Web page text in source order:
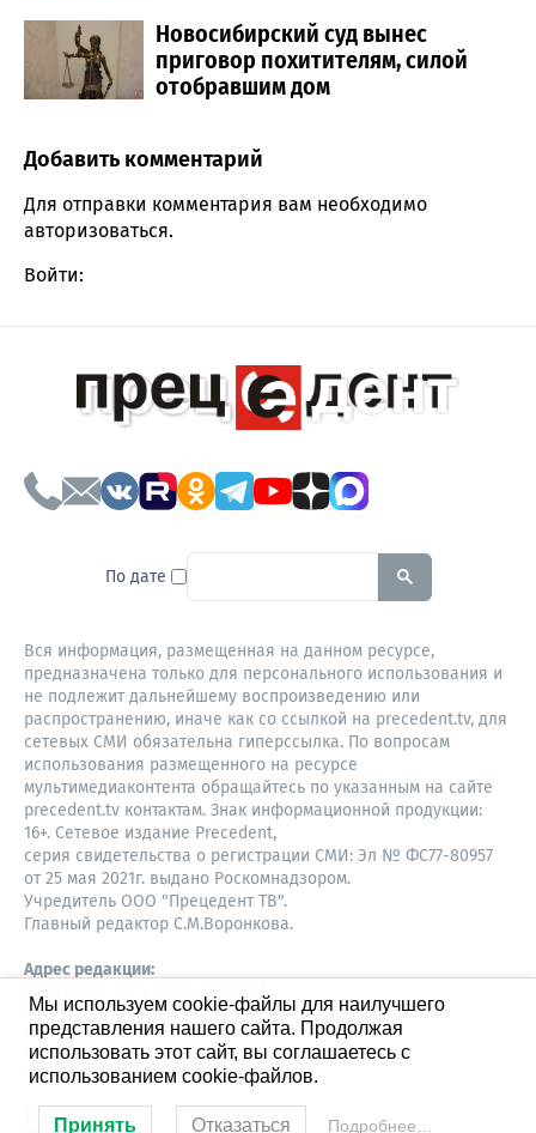
Новосибирский суд вынес
приговор похитителям, силой
отобравшим дом
Comment section
Добавить комментарий
Для отправки комментария вам необходимо
авторизоваться.
Войти:
По дате To search this site, enter a
Вся информация, размещенная на данном ресурсе,
предназначена только для персонального использования и
не подлежит дальнейшему воспроизведению или
распространению, иначе как со ссылкой на precedent.tv, для
сетевых СМИ обязательна гиперссылка. По вопросам
использования размещенного на ресурсе
мультимедиаконтента обращайтесь по указанным на сайте
precedent.tv контактам. Знак информационной продукции:
16+. Сетевое издание Precedent,
серия свидетельства о регистрации СМИ: Эл № ФС77-80957
от 25 мая 2021г. выдано Роскомнадзором.
Учредитель ООО "Прецедент ТВ".
Главный редактор С.М.Воронкова.
Адрес редакции:
630087,
Новосибирск
8-960-779-12-96,
S.Voronkova@precedent.tv
Мы используем cookie-файлы для наилучшего
представления нашего сайта. Продолжая
использовать этот сайт, вы соглашаетесь с
использованием cookie-файлов.
Принять Отказаться Подробнее…